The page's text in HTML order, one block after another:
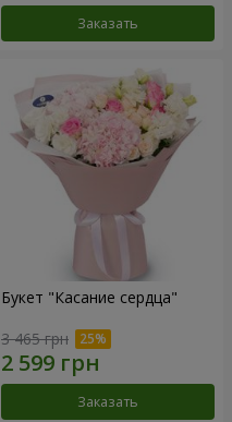
Заказать
Букет "Касание сердца"
3 465 грн
Заказать